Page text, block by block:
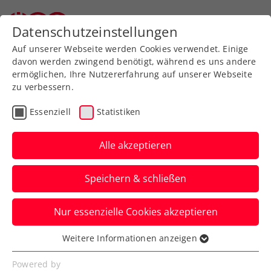
Zurück zur Newsübersicht
Rollstuhltennis
Staatsmeisterschaften
starten mit hochkarätiger
Besetzung
Barbara Haas und Sebastian Ofner sind
die Titel-Favoriten.
Datenschutzeinstellungen
Auf unserer Webseite werden Cookies verwendet. Einige
davon werden zwingend benötigt, während es uns andere
ermöglichen, Ihre Nutzererfahrung auf unserer Webseite
zu verbessern.
Essenziell Statistiken
Alle akzeptieren
Speichern & schließen
Nur essenzielle Cookies akzeptieren
Essenziell
Essenzielle Cookies werden für grundlegende
Weitere Informationen anzeigen
Powered by